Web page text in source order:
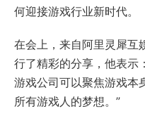
何迎接游戏行业新时代。
在会上，来自阿里灵犀互
行了精彩的分享，他表示
游戏公司可以聚焦游戏本
所有游戏人的梦想。”